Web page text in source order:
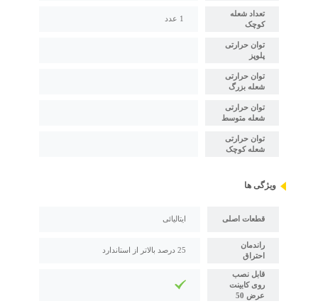
تعداد شعله
کوچک
1 عدد
توان حرارتی
پلوپز
توان حرارتی
شعله بزرگ
توان حرارتی
شعله متوسط
توان حرارتی
شعله کوچک
ویژگی ها
قطعات اصلی ایتالیائی
راندمان
احتراق
25 درصد بالاتر از استاندارد
قابل نصب
روی کابینت
عرض 50